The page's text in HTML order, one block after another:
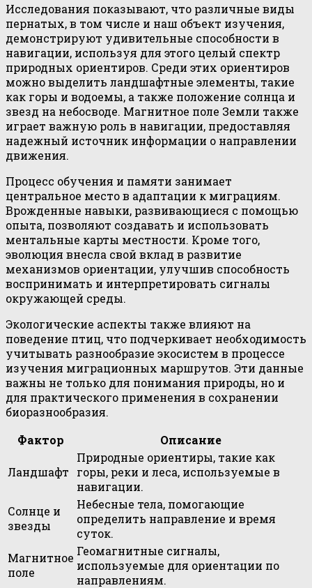
Исследования показывают, что различные виды
пернатых, в том числе и наш объект изучения,
демонстрируют удивительные способности в
навигации, используя для этого целый спектр
природных ориентиров. Среди этих ориентиров
можно выделить ландшафтные элементы, такие
как горы и водоемы, а также положение солнца и
звезд на небосводе. Магнитное поле Земли также
играет важную роль в навигации, предоставляя
надежный источник информации о направлении
движения.
Процесс обучения и памяти занимает
центральное место в адаптации к миграциям.
Врожденные навыки, развивающиеся с помощью
опыта, позволяют создавать и использовать
ментальные карты местности. Кроме того,
эволюция внесла свой вклад в развитие
механизмов ориентации, улучшив способность
воспринимать и интерпретировать сигналы
окружающей среды.
Экологические аспекты также влияют на
поведение птиц, что подчеркивает необходимость
учитывать разнообразие экосистем в процессе
изучения миграционных маршрутов. Эти данные
важны не только для понимания природы, но и
для практического применения в сохранении
биоразнообразия.
Фактор
Описание
Ландшафт
Природные ориентиры, такие как
горы, реки и леса, используемые в
навигации.
Солнце и
звезды
Небесные тела, помогающие
определить направление и время
суток.
Магнитное
поле
Геомагнитные сигналы,
используемые для ориентации по
направлениям.